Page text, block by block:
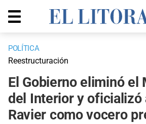
POLÍTICA
Reestructuración
El Gobierno eliminó el
del Interior y oficializó
Ravier como vocero